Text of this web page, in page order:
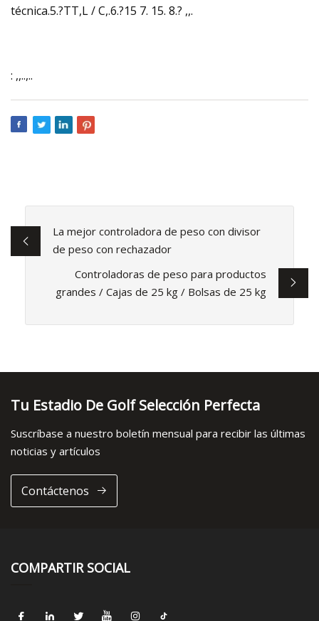
técnica.5.?TT,L / C,.6.?15 7. 15. 8.? ,,.
: ,,..,..
La mejor controladora de peso con divisor
de peso con rechazador
Controladoras de peso para productos
grandes / Cajas de 25 kg / Bolsas de 25 kg
Tu Estadio De Golf Selección Perfecta
Suscríbase a nuestro boletín mensual para recibir las últimas
noticias y artículos
Contáctenos
COMPARTIR SOCIAL